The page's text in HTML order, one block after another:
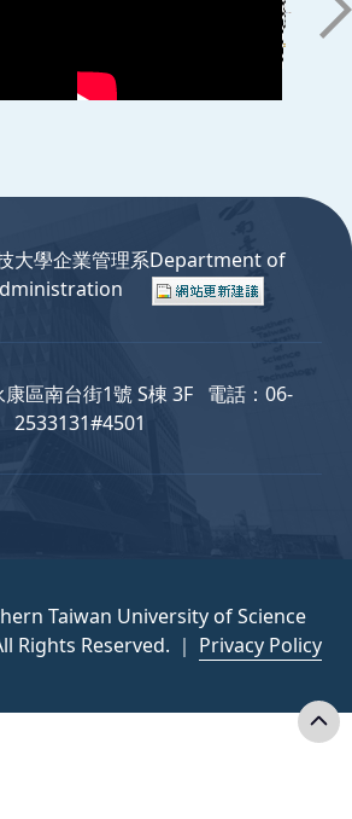
大學企業管理系Department of
區南台街1號 S棟 3F 電話：06-
2533131#4501
Taiwan University of Science
Rights Reserved. ｜ Privacy Policy